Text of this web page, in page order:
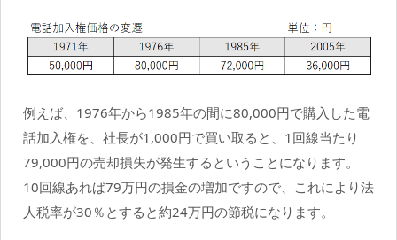
例えば、1976年から1985年の間に80,000円で購入した電
話加入権を、社長が1,000円で買い取ると、1回線当たり
79,000円の売却損失が発生するということになります。
10回線あれば79万円の損金の増加ですので、これにより法
人税率が30％とすると約24万円の節税になります。